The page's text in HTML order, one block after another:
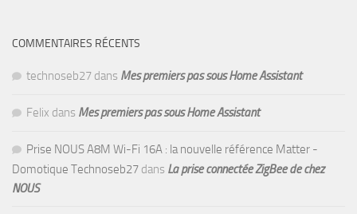
COMMENTAIRES RÉCENTS
technoseb27 dans Mes premiers pas sous Home Assistant
Felix dans Mes premiers pas sous Home Assistant
Prise NOUS A8M Wi-Fi 16A : la nouvelle référence Matter -
Domotique Technoseb27 dans La prise connectée ZigBee de chez
NOUS